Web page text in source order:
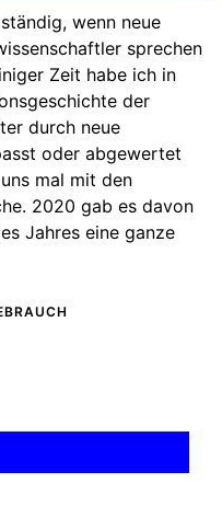
wenn neue
sprechen
Zeit habe ich in
der
durch neue
oder abgewertet
mal mit den
2020 gab es davon
Jahres eine ganze